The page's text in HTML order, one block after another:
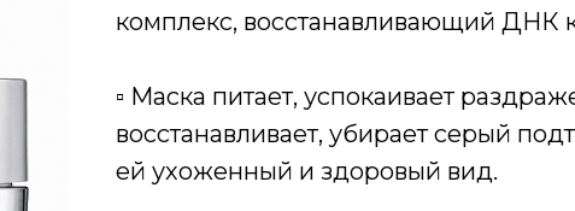
комплекс, восстанавливающий ДНК
▫️ Маска питает, успокаивает
восстанавливает, убирает серый
ей ухоженный и здоровый вид.